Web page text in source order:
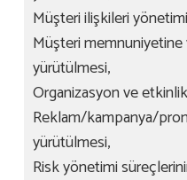
Müşteri ilişkileri
Müşteri
yürütülmesi,
Organizasyon ve
Reklam/kampanya/
yürütülmesi,
Risk yönetimi